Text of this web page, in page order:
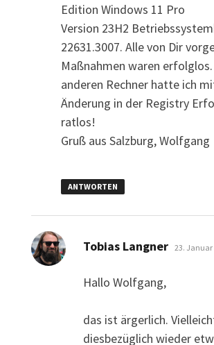
Edition Windows 11 Pro
Version 23H2
22631.3007. Alle von Dir
Maßnahmen waren
anderen Rechner hatte ich
Änderung in der Registry
ratlos!
Gruß aus Salzburg, Wolfgang
ANTWORTEN
Tobias Langner sagt:
23. Januar
Hallo Wolfgang,
das ist ärgerlich.
diesbezüglich wieder